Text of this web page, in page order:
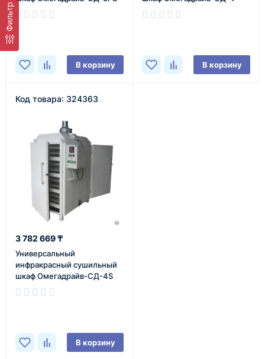
Фильтр
В корзину В корзину
Код товара: 324363
3 782 669 ₸
Универсальный
инфракрасный сушильный
шкаф Омегадрайв-СД-4S
В корзину